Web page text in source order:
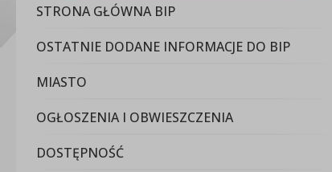
STRONA GŁÓWNA BIP
OSTATNIE DODANE INFORMACJE DO BIP
MIASTO
OGŁOSZENIA I OBWIESZCZENIA
DOSTĘPNOŚĆ